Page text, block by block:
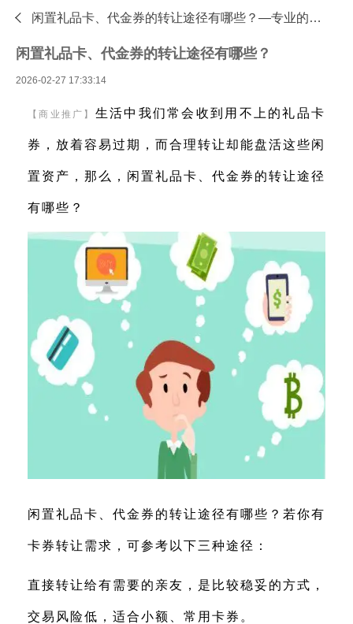
 闲置礼品卡、代金券的转让途径有哪些？—专业的礼品卡回收平台 - 收卡云
闲置礼品卡、代金券的转让途径有哪些？
2026-02-27 17:33:14
【商业推广】 生活中我们常会收到用不上的礼品卡
券，放着容易过期，而合理转让却能盘活这些闲
置资产，那么，闲置礼品卡、代金券的转让途径
有哪些？
闲置礼品卡、代金券的转让途径有哪些？若你有
卡券转让需求，可参考以下三种途径：
直接转让给有需要的亲友，是比较稳妥的方式，
交易风险低，适合小额、常用卡券。